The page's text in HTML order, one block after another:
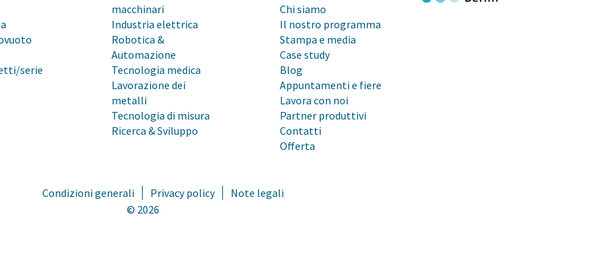
serie
macchinari
Industria elettrica
Robotica &
Automazione
Tecnologia medica
Lavorazione dei
metalli
Tecnologia di misura
Ricerca & Sviluppo
Chi siamo
Il nostro programma
Stampa e media
Case study
Blog
Appuntamenti e fiere
Lavora con noi
Partner produttivi
Contatti
Offerta
Condizioni generali Privacy policy
Note legali
© 2026